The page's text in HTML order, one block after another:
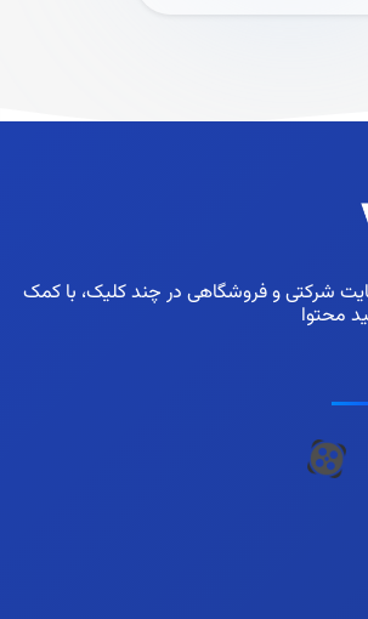
شرکتی و فروشگاهی در چند کلیک، با کمک
محتوا